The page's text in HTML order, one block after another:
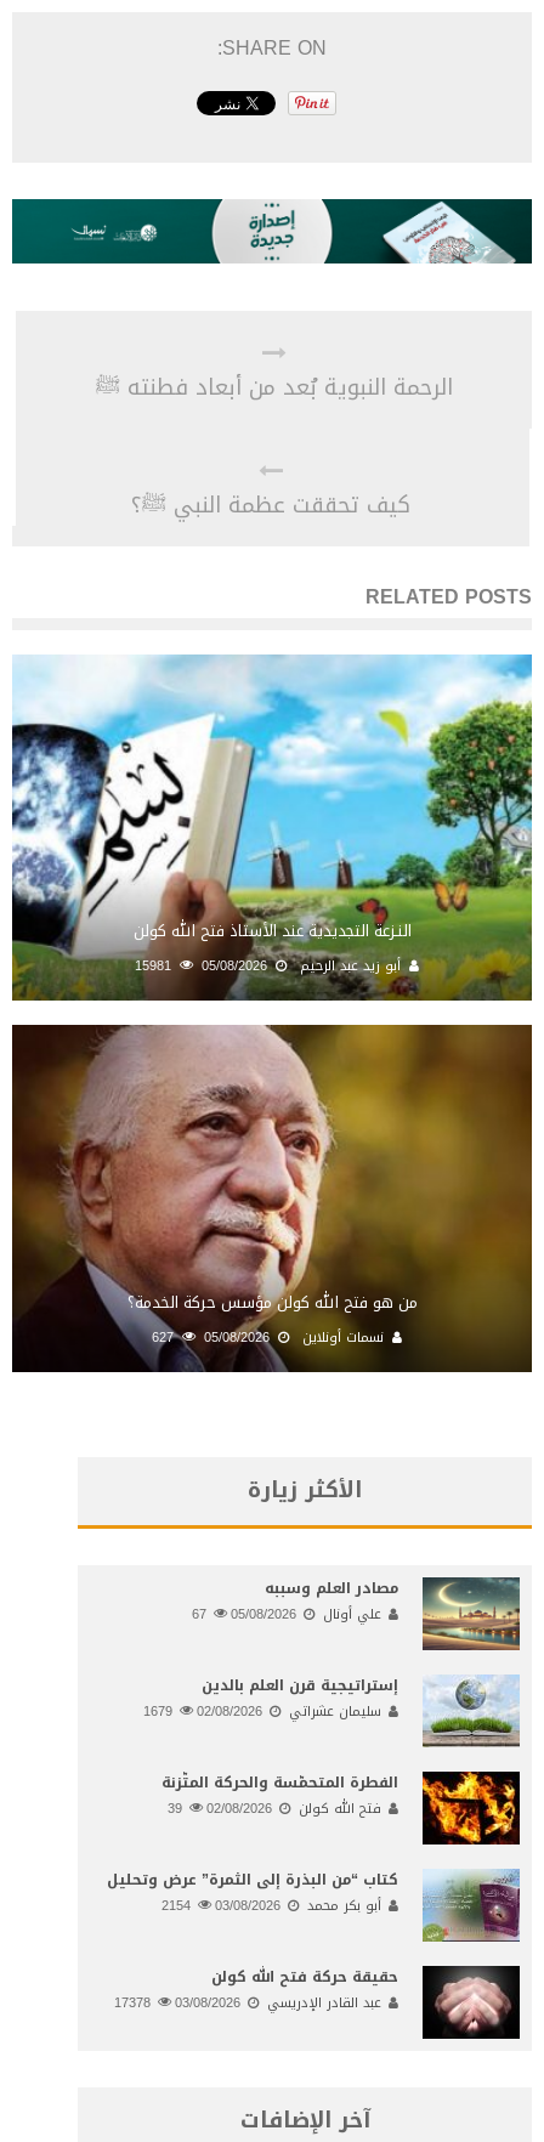
SHARE ON:
الرحمة النبوية بُعد من أبعاد فطنته ﷺ
كيف تحققت عظمة النبي ﷺ؟
RELATED POSTS
النـزعة التجديدية عند الأستاذ فتح الله كولن
أبو زيد عبد الرحيم 05/08/2026
15981
من هو فتح الله كولن مؤسس حركة الخدمة؟
نسمات أونلاين 05/08/2026
627
الأكثر زيارة
مصادر العلم وسببه
علي أونال 05/08/2026
إستراتيجية قرن العلم بالدين
سليمان عشراتي 02/08/2026
الفطرة المتحمّسة والحركة المتّزنة
فتح الله كولن 02/08/2026
كتاب “من البذرة إلى الثمرة” عرض وتحليل
أبو بكر محمد 03/08/2026
حقيقة حركة فتح الله كولن
عبد القادر الإدريسي 03/08/2026
آخر الإضافات